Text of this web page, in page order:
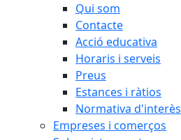
Qui som
Contacte
Acció educativa
Horaris i serveis
Preus
Estances i ràtios
Normativa d'interès
Empreses i comerços